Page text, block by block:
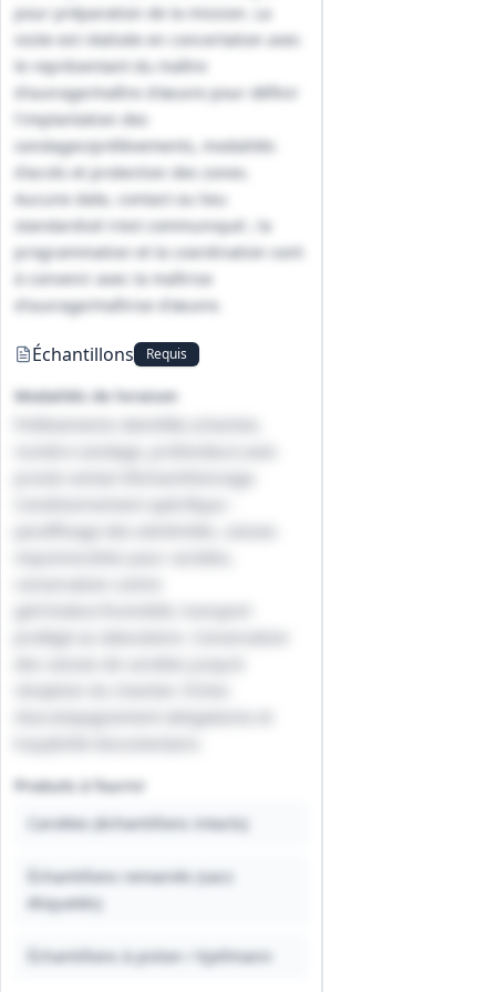
pour préparation de la mission. La
visite est réalisée en concertation avec
le représentant du maître
d'ouvrage/maître d'œuvre pour définir
l'implantation des
sondages/prélèvements, modalités
d'accès et protection des zones.
Aucune date, contact ou lieu
standardisé n'est communiqué ; la
programmation et la coordination sont
à convenir avec la maîtrise
d'ouvrage/maîtrise d'œuvre.
Échantillons Requis
Modalités de livraison
numéro sondage, profondeur) avec
procès‑verbal d'échantillonnage.
paraffinage des extrémités, caisses
d'accompagnement obligatoires et
Produits à fournir
Carottes (échantillons intacts)
Échantillons remaniés (sacs
étiquetés)
Échantillons à piston / Kjellmann